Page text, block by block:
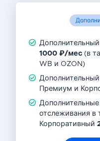
Дополнительный
1000 ₽/мес (в
WB и OZON)
Дополнительный
Премиум и
отслеживания
Корпоративный